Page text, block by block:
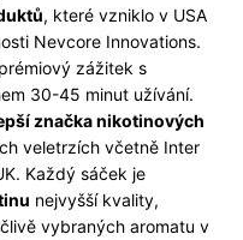
, které vzniklo v USA
Nevcore Innovations.
zážitek s
30-45 minut užívání.
značka nikotinových
veletrzích včetně Inter
Každý sáček je
nejvyšší kvality,
vybraných aromatu v